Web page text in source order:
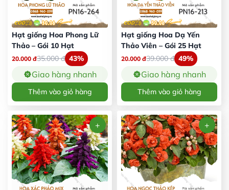
Hạt giống Hoa Phong Lữ
Thảo – Gói 10 Hạt
20.000 đ35.000đ 43%
Giao hàng nhanh
Thêm vào giỏ hàng
Hạt giống Hoa Dạ Yến
Thảo Viên – Gói 25 Hạt
20.000 đ39.000đ 49%
Giao hàng nhanh
Thêm vào giỏ hàng